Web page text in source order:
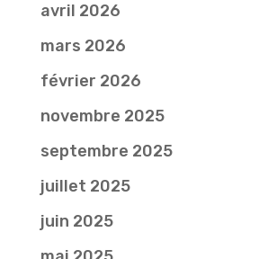
avril 2026
mars 2026
février 2026
novembre 2025
septembre 2025
juillet 2025
juin 2025